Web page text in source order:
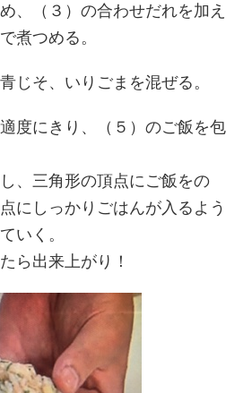
、（３）の合わせだれを加え
煮つめる。
じそ、いりごまを混ぜる。
度にきり、（５）のご飯を包
、三角形の頂点にご飯をの
にしっかりごはんが入るよう
いく。
ら出来上がり！